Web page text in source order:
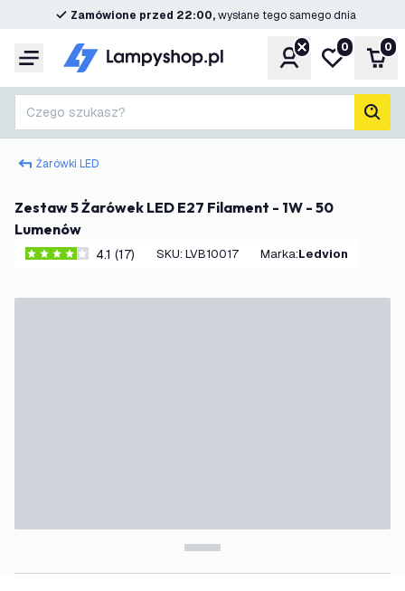
Zamówione przed 22:00,wysłane tego samego dnia
Menu KontoMoja lista
0 0
Czego szukasz?
Żarówki LED
Zestaw 5 Żarówek LED E27 Filament - 1W - 50
Lumenów
4.1 Gwiazdki oceny
4.1 (17) SKU: LVB10017 Marka: Ledvion